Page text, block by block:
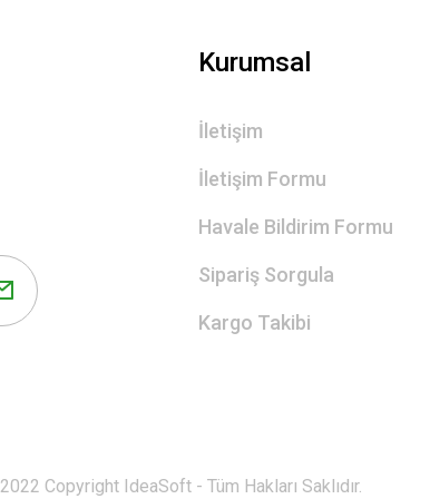
Kurumsal
İletişim
İletişim Formu
Havale Bildirim Formu
Sipariş Sorgula
Kargo Takibi
2022 Copyright IdeaSoft - Tüm Hakları Saklıdır.